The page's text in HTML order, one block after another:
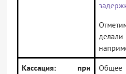
Кассация: при
Общее